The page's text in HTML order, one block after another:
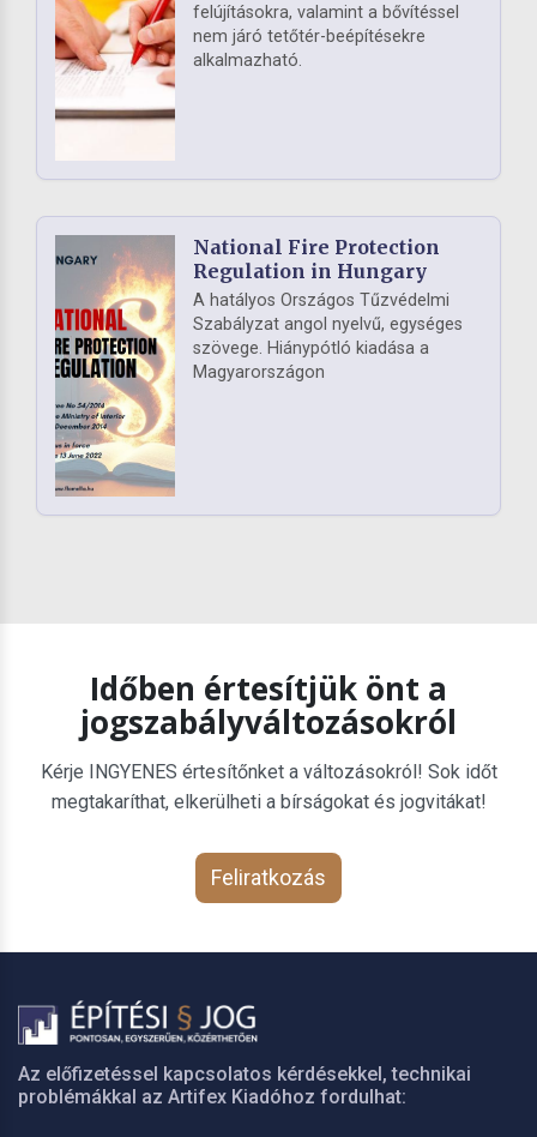
felújításokra, valamint a bővítéssel
nem járó tetőtér-beépítésekre
alkalmazható.
National Fire Protection
Regulation in Hungary
A hatályos Országos Tűzvédelmi
Szabályzat angol nyelvű, egységes
szövege. Hiánypótló kiadása a
Magyarországon
Időben értesítjük önt a
jogszabályváltozásokról
Kérje INGYENES értesítőnket a változásokról! Sok időt
megtakaríthat, elkerülheti a bírságokat és jogvitákat!
Feliratkozás
Az előfizetéssel kapcsolatos kérdésekkel, technikai
problémákkal az Artifex Kiadóhoz fordulhat: